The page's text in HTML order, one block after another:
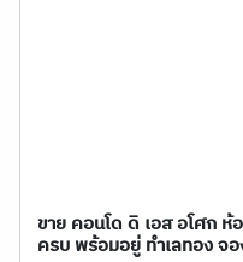
ขาย คอนโด ดิ เอส อโศก
ครบ พร้อมอยู่ ทำเลทอง จ